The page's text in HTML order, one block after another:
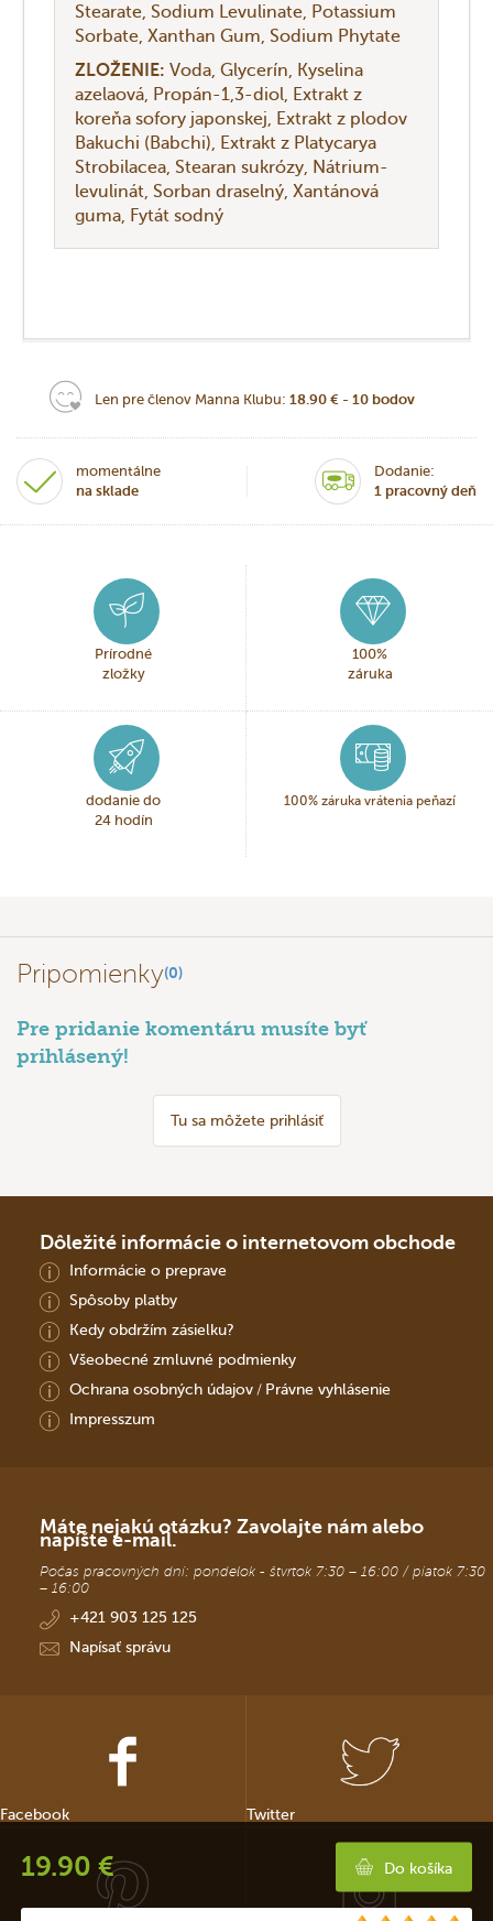
Stearate Sodium Levulinate Potassium
Sorbate Xanthan Gum Sodium Phytate
ZLOŽENIE: Voda Glycerín
Kyselina
azelaová Propán-1,3-diol Extrakt z
koreňa sofory japonskej
Extrakt z plodov
Bakuchi (Babchi)
Extrakt z Platycarya
Strobilacea Stearan sukrózy Nátrium-
levulinát Sorban draselný Xantánová
guma Fytát sodný
19.90 € Do košíka
Len pre členov Manna Klubu: 18.90 € - 10 bodov
momentálne
na sklade
Dodanie:
1 pracovný deň
Prírodné
zložky
100%
záruka
dodanie do
24 hodín
100% záruka vrátenia peňazí
Pripomienky(0)
Pre pridanie komentáru musíte byť
prihlásený!
Tu sa môžete prihlásiť
Dôležité informácie o internetovom obchode
Informácie o preprave
Spôsoby platby
Kedy obdržím zásielku?
Všeobecné zmluvné podmienky
Ochrana osobných údajov/ Právne vyhlásenie
Impresszum
Máte nejakú otázku? Zavolajte nám alebo
napíšte e-mail.
Počas pracovných dní: pondelok - štvrtok 7:30 – 16:00 / piatok 7:30
– 16:00
+421 903 125 125
Napísať správu
Facebook Twitter